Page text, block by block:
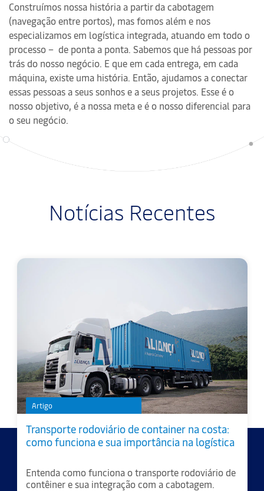
Construímos nossa história a partir da cabotagem
(navegação entre portos), mas fomos além e nos
especializamos em logística integrada, atuando em todo o
processo – de ponta a ponta. Sabemos que há pessoas por
trás do nosso negócio. E que em cada entrega, em cada
máquina, existe uma história. Então, ajudamos a conectar
essas pessoas a seus sonhos e a seus projetos. Esse é o
nosso objetivo, é a nossa meta e é o nosso diferencial para
o seu negócio.
Notícias Recentes
Artigo
Transporte rodoviário de container na costa:
como funciona e sua importância na logística
Entenda como funciona o transporte rodoviário de
contêiner e sua integração com a cabotagem.